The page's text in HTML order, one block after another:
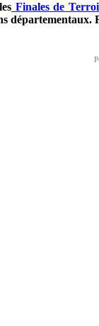
Finales de